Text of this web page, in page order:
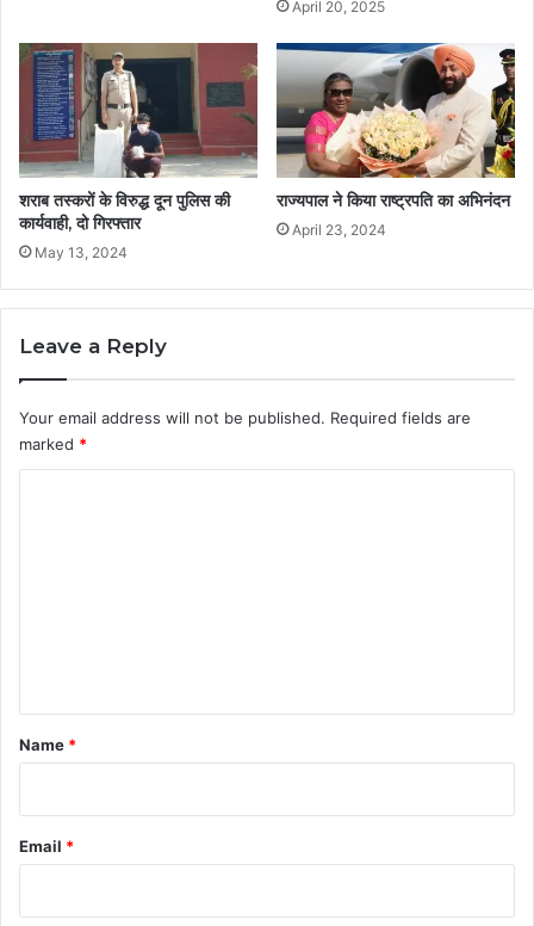
April 20, 2025
शराब तस्करों के विरुद्ध दून पुलिस की
कार्यवाही, दो गिरफ्तार
May 13, 2024
राज्यपाल ने किया राष्ट्रपति का अभिनंदन
April 23, 2024
Leave a Reply
Your email address will not be published. Required fields are
marked *
*
Name *
Email *